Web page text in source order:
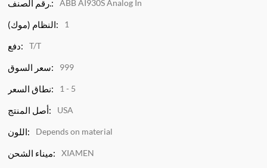
رقم الصنف.: ABB AI930S Analog In
النظام (موك): 1
دفع: T/T
سعر السوق: 999
نطاق السعر: 1 - 5
أصل المنتج: USA
اللون: Depends on material
ميناء الشحن: XIAMEN